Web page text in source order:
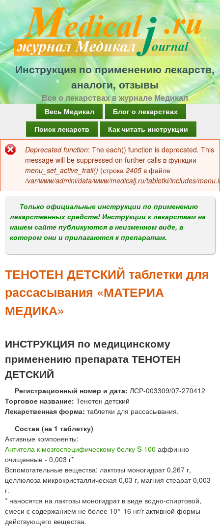
Перейти
к
основному
содержанию
Инструкция по применению лекарств,
аналоги, отзывы
Все о лекарствах в журнале Медикал
а
в
о
м
е
н
Весь Медикал
Блог о лекарствах
Поиск лекарств
Как читать инструкции
Сообщение
об
ошибке
Deprecated function: The each() function is deprecated. This
message will be suppressed on further calls в функции
menu_set_active_trail() (строка 2405 в файле
/var/www/admini/data/www/medicalj.ru/tabletki/includes/
Только официальные инструкции по применению
лекарственных средств! Инструкции к лекарствам на
нашем сайте публикуются в неизменном виде, в
котором они и прилагаются к препаратам.
ТЕНОТЕН ДЕТСКИЙ таблетки для
рассасывания «МАТЕРИА
МЕДИКА»
ИНСТРУКЦИЯ по медицинскому
применению препарата ТЕНОТЕН
ДЕТСКИЙ
Регистрационный номер и дата: ЛСР-003309/07-270412
Торговое название: Тенотен детский
Лекарственная форма: таблетки для рассасывания.
Состав (на 1 таблетку)
Активные компоненты:
Антитела к мозгоспецифическому белку S-100 аффинно
очищенные - 0,003 г*
Вспомогательные вещества: лактозы моногидрат 0,267 г,
целлюлоза микрокристаллическая 0,03 г, магния стеарат 0,003
г.
* наносятся на лактозы моногидрат в виде водно-спиртовой,
смеси с содержанием не более 10^-16 нг/г активной формы
действующего вещества.